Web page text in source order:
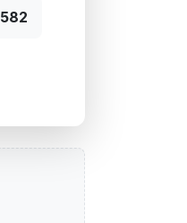
582